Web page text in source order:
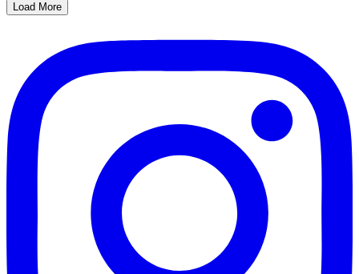
Load More